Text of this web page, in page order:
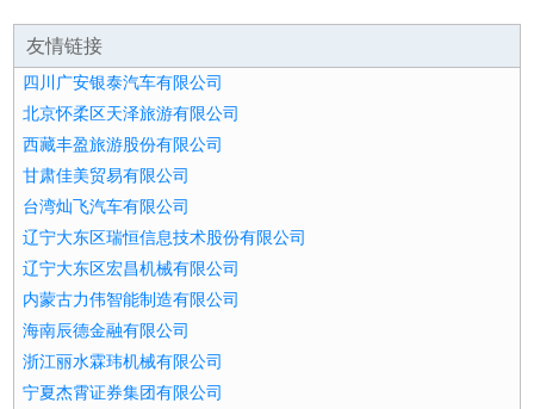
友情链接
四川广安银泰汽车有限公司
北京怀柔区天泽旅游有限公司
西藏丰盈旅游股份有限公司
甘肃佳美贸易有限公司
台湾灿飞汽车有限公司
辽宁大东区瑞恒信息技术股份有限公司
辽宁大东区宏昌机械有限公司
内蒙古力伟智能制造有限公司
海南辰德金融有限公司
浙江丽水霖玮机械有限公司
宁夏杰霄证券集团有限公司